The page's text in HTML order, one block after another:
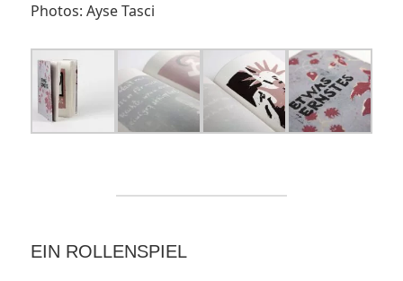
Photos: Ayse Tasci
EIN ROLLENSPIEL